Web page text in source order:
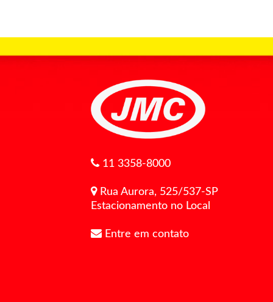
11 3358-8000
Rua Aurora, 525/537-SP
Estacionamento no Local
Entre em contato